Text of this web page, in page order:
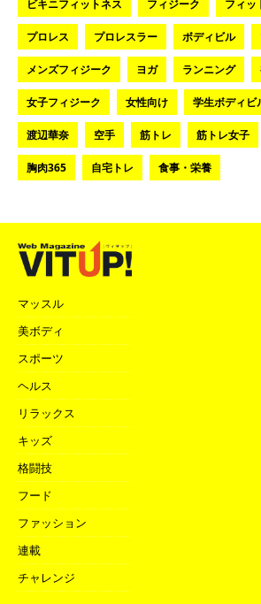
ビキニフィットネス フィジーク フィッ
プロレス プロレスラー ボディビル
メンズフィジーク ヨガ ランニング
女子フィジーク 女性向け 学生ボディビ
渡辺華奈 空手 筋トレ 筋トレ女子
胸肉365 自宅トレ 食事・栄養
マッスル
美ボディ
スポーツ
ヘルス
リラックス
キッズ
格闘技
フード
ファッション
連載
チャレンジ